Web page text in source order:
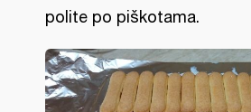
polite po piškotama.